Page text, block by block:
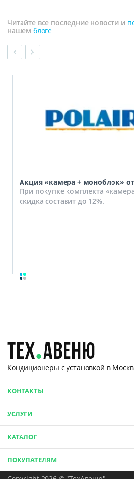
Читайте все последние новости и
нашем блоге
Акция «камера + моноблок»
При покупке комплекта
скидка составит до 12%.
Кондиционеры с установкой в
КОНТАКТЫ
УСЛУГИ
КАТАЛОГ
ПОКУПАТЕЛЯМ